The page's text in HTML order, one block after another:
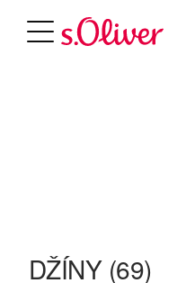
DŽÍNY (69)